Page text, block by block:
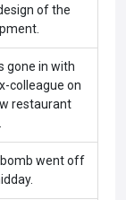
of the
gone in with
colleague on
restaurant
went off